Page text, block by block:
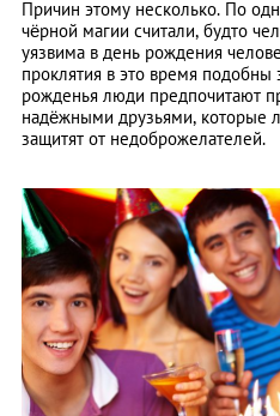
Причин этому несколько. По
чёрной магии считали, будто
уязвима в день рождения
проклятия в это время
рожденья люди предпочитают
надёжными друзьями, которые
защитят от недоброжелателей.